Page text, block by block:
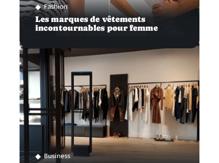
Fashion
Les marques de vêtements
incontournables pour femme
Business